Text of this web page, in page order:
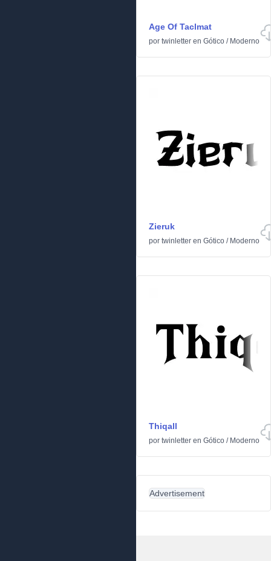
Age Of Taclmat
por twinletter en Gótico / Moderno
Zieruk
por twinletter en Gótico / Moderno
Thiqall
por twinletter en Gótico / Moderno
Advertisement